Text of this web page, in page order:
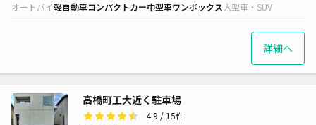
オートバイ軽自動車コンパクトカー中型車ワンボックス大型車・SUV
詳細へ
高橋町工大近く駐車場
4.9 / 15件